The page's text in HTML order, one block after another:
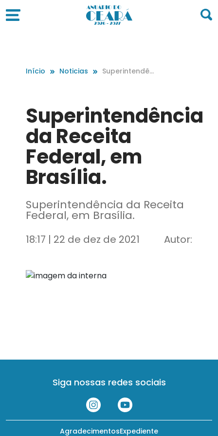
Início Noticias
Superintendên
Superintendência
da Receita
Federal, em
Brasília.
Superintendência da Receita
Federal, em Brasília.
18:17 | 22 de dez de 2021 Autor:
Siga nossas redes sociais
Expediente
Agradecimentos